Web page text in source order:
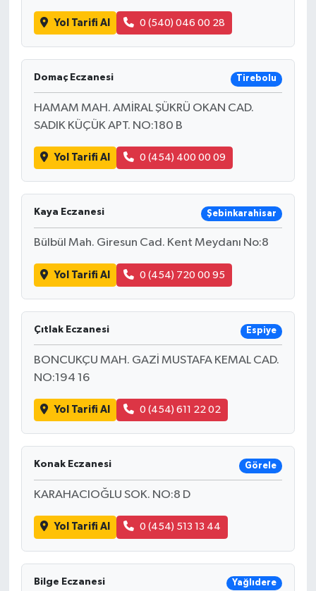
Yol Tarifi Al 0 (540) 046 00 28
Domaç Eczanesi Tirebolu
HAMAM MAH. AMİRAL ŞÜKRÜ OKAN CAD.
SADIK KÜÇÜK APT. NO:180 B
Yol Tarifi Al 0 (454) 400 00 09
Kaya Eczanesi Şebinkarahisar
Bülbül Mah. Giresun Cad. Kent Meydanı No:8
Yol Tarifi Al 0 (454) 720 00 95
Çıtlak Eczanesi Espiye
BONCUKÇU MAH. GAZİ MUSTAFA KEMAL CAD.
NO:194 16
Yol Tarifi Al 0 (454) 611 22 02
Konak Eczanesi Görele
KARAHACIOĞLU SOK. NO:8 D
Yol Tarifi Al 0 (454) 513 13 44
Bilge Eczanesi Yağlıdere